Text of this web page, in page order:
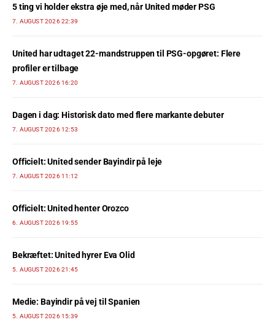
5 ting vi holder ekstra øje med, når United møder PSG
7. AUGUST 2026 22:39
United har udtaget 22-mandstruppen til PSG-opgøret: Flere
profiler er tilbage
7. AUGUST 2026 16:20
Dagen i dag: Historisk dato med flere markante debuter
7. AUGUST 2026 12:53
Officielt: United sender Bayindir på leje
7. AUGUST 2026 11:12
Officielt: United henter Orozco
6. AUGUST 2026 19:55
Bekræftet: United hyrer Eva Olid
5. AUGUST 2026 21:45
Medie: Bayindir på vej til Spanien
5. AUGUST 2026 15:39